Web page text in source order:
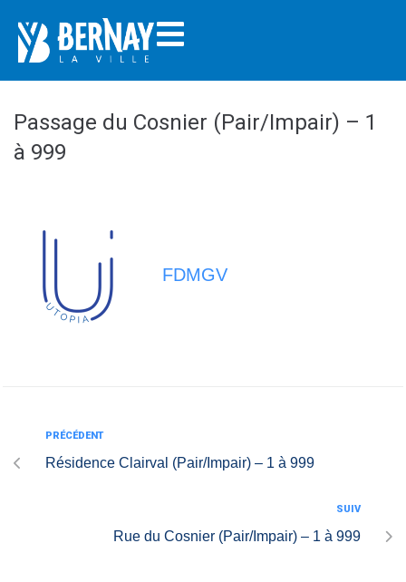
Passage du Cosnier (Pair/Impair) – 1
à 999
FDMGV
PRÉCÉDENT
Résidence Clairval (Pair/Impair) – 1 à 999
SUIV
Rue du Cosnier (Pair/Impair) – 1 à 999